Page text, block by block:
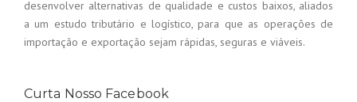
desenvolver alternativas de qualidade e custos baixos, aliados
a um estudo tributário e logístico, para que as operações de
importação e exportação sejam rápidas, seguras e viáveis.
Curta Nosso Facebook